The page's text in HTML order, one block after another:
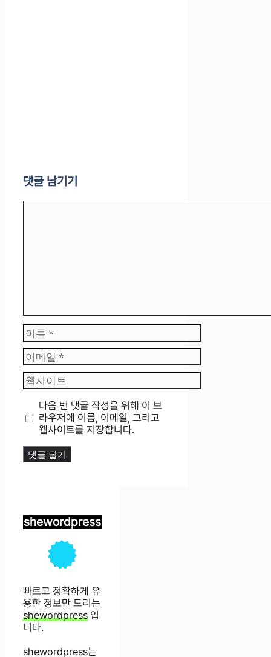
댓글 남기기
이
름
이
메
일
웹
사
트
다음 번 댓글 작성을 위해 이 브
라우저에 이름, 이메일, 그리고
웹사이트를 저장합니다.
shewordpress
빠르고 정확하게 유
용한 정보만 드리는
shewordpress 입
니다.
shewordpress는